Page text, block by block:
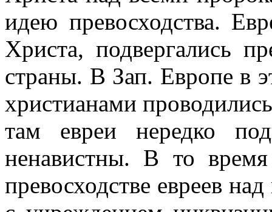
идею превосходства.
Христа, подвергались
страны. В Зап. Европе в
христианами
там евреи нередко
ненавистны. В то
превосходстве евреев